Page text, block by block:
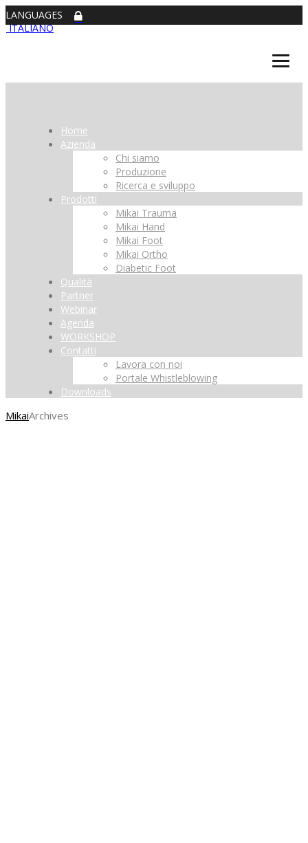
LANGUAGES
ITALIANO
Home
Azienda
Chi siamo
Produzione
Ricerca e sviluppo
Prodotti
Mikai Trauma
Mikai Hand
Mikai Foot
Mikai Ortho
Diabetic Foot
Qualità
Partner
Webinar
Agenda
WORKSHOP
Contatti
Lavora con noi
Portale Whistleblowing
Downloads
MikaiArchives